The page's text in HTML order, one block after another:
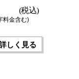
(税込)
料金含む)
しく見る